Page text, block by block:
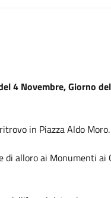
4 Novembre, Giorno
in Piazza Aldo Moro.
alloro ai Monumenti ai